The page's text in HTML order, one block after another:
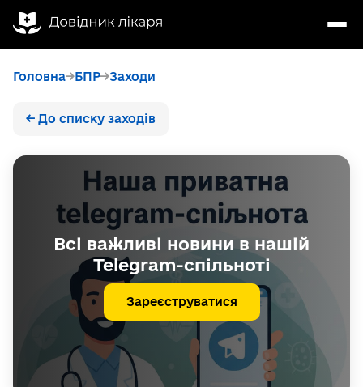
Головна БПР Заходи
← До списку заходів
Всі важливі новини в нашій
Telegram-спільноті
Зареєструватися